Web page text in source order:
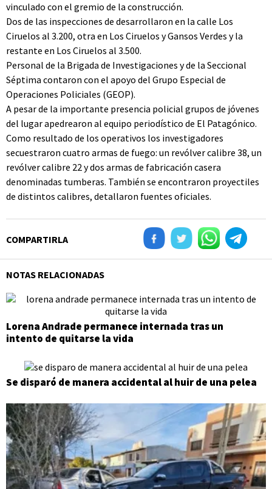
vinculado con el gremio de la construcción.
Dos de las inspecciones de desarrollaron en la calle Los
Ciruelos al 3.200, otra en Los Ciruelos y Gansos Verdes y la
restante en Los Ciruelos al 3.500.
Personal de la Brigada de Investigaciones y de la Seccional
Séptima contaron con el apoyo del Grupo Especial de
Operaciones Policiales (GEOP).
A pesar de la importante presencia policial grupos de jóvenes
del lugar apedrearon al equipo periodístico de El Patagónico.
Como resultado de los operativos los investigadores
secuestraron cuatro armas de fuego: un revólver calibre 38, un
revólver calibre 22 y dos armas de fabricación casera
denominadas tumberas. También se encontraron proyectiles
de distintos calibres, detallaron fuentes oficiales.
COMPARTIRLA
NOTAS RELACIONADAS
Lorena Andrade permanece internada tras un
intento de quitarse la vida
Se disparó de manera accidental al huir de una pelea